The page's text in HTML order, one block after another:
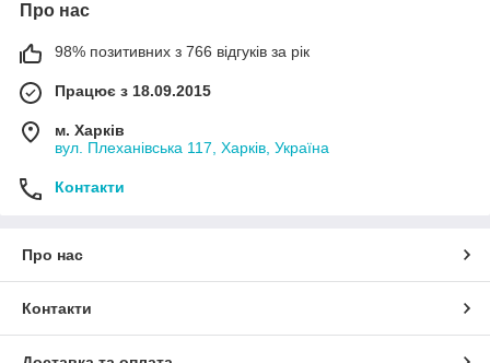
Про нас
98% позитивних з 766 відгуків за рік
Працює з 18.09.2015
м. Харків
вул. Плеханівська 117, Харків, Україна
Контакти
Про нас
Контакти